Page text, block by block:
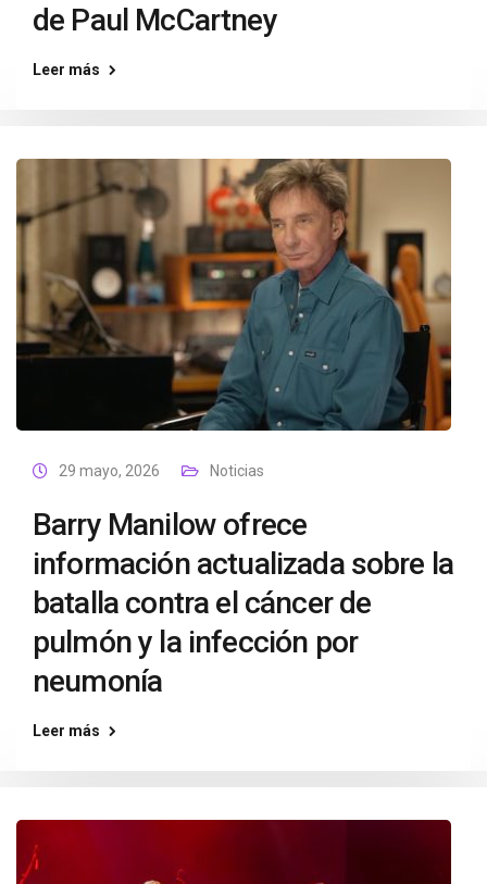
de Paul McCartney
Leer más
29 mayo, 2026 Noticias
Barry Manilow ofrece
información actualizada sobre la
batalla contra el cáncer de
pulmón y la infección por
neumonía
Leer más